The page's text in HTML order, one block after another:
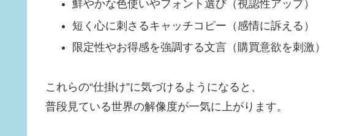
鮮やかな色使いやフォント選び（視認性アップ）
短く心に刺さるキャッチコピー（感情に訴える）
限定性やお得感を強調する文言（購買意欲を刺激）
これらの“仕掛け”に気づけるようになると、
普段見ている世界の解像度が一気に上がります。